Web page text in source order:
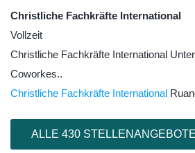
Christliche Fachkräfte International
Vollzeit
Christliche Fachkräfte International
Coworkes..
Christliche Fachkräfte International
ALLE 430